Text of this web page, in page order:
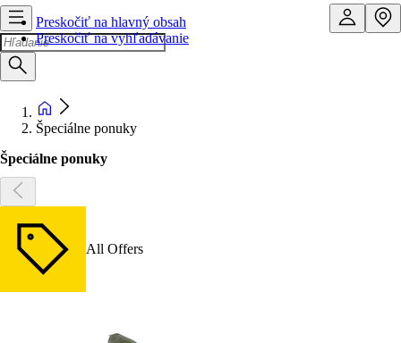
Preskočiť na hlavný obsah
Preskočiť na vyhľadávanie
Špeciálne ponuky
Špeciálne ponuky
All Offers